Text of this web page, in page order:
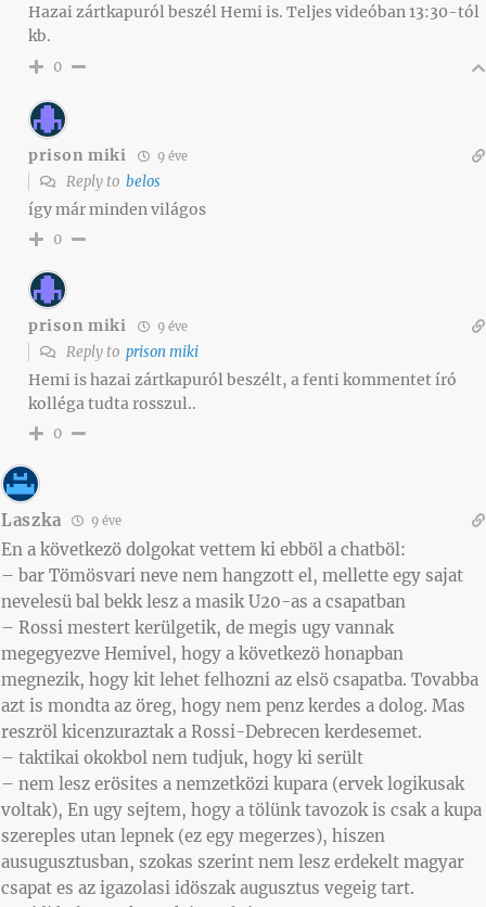
Hazai zártkapuról beszél Hemi is. Teljes videóban 13:30-tól
kb.
0
prison miki 9 éve
Reply to belos
így már minden világos
0
prison miki 9 éve
Reply to prison miki
Hemi is hazai zártkapuról beszélt, a fenti kommentet író
kolléga tudta rosszul..
0
Laszka 9 éve
En a következö dolgokat vettem ki ebböl a chatböl:
– bar Tömösvari neve nem hangzott el, mellette egy sajat
nevelesü bal bekk lesz a masik U20-as a csapatban
– Rossi mestert kerülgetik, de megis ugy vannak
megegyezve Hemivel, hogy a következö honapban
megnezik, hogy kit lehet felhozni az elsö csapatba. Tovabba
azt is mondta az öreg, hogy nem penz kerdes a dolog. Mas
reszröl kicenzuraztak a Rossi-Debrecen kerdesemet.
– taktikai okokbol nem tudjuk, hogy ki serült
– nem lesz erösites a nemzetközi kupara (ervek logikusak
voltak), En ugy sejtem, hogy a tölünk tavozok is csak a kupa
szereples utan lepnek (ez egy megerzes), hiszen
ausugusztusban, szokas szerint nem lesz erdekelt magyar
csapat es az igazolasi idöszak augusztus vegeig tart.